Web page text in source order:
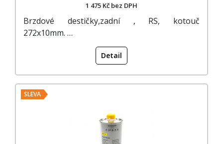
1 475 Kč bez DPH
Brzdové destičky,zadní , RS, kotouč
272x10mm. …
Detail
SLEVA